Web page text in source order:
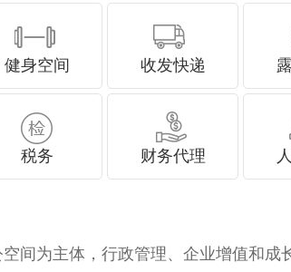
健身空间 收发快递
税务 财务代理
间为主体，行政管理、企业增值